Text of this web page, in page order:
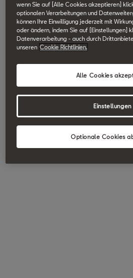
wenn Sie auf [Alle Cookies akzeptieren]
optionalen Verarbeitungen und
können Ihre Einwilligung jederzeit mit
oder ändern, indem Sie auf [Einstellungen]
Datenverarbeitung - auch durch
unseren Cookie Richtlinien.
Optionale Cookies
Alle Cookies
Einstellungen